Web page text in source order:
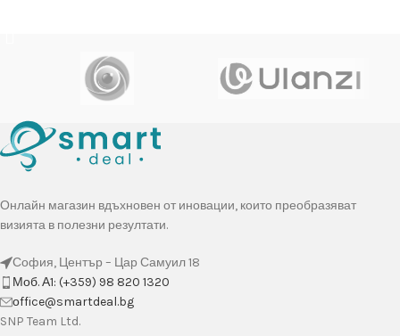
Онлайн магазин вдъхновен от иновации, които преобразяват
визията в полезни резултати.
София, Център – Цар Самуил 18
Моб. А1: (+359) 98 820 1320
оffice@smartdeal.bg
SNP Team Ltd.